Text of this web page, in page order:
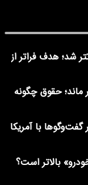
شد؛ هدف فراتر از
ماند؛ حقوق چگونه
با آمریکا
بالاتر است؟